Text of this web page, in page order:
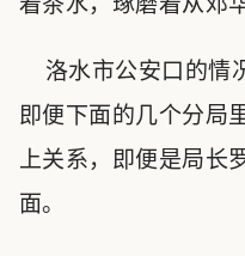
洛水市公安口的情
即便下面的几个分局
上关系，即便是局长
面。